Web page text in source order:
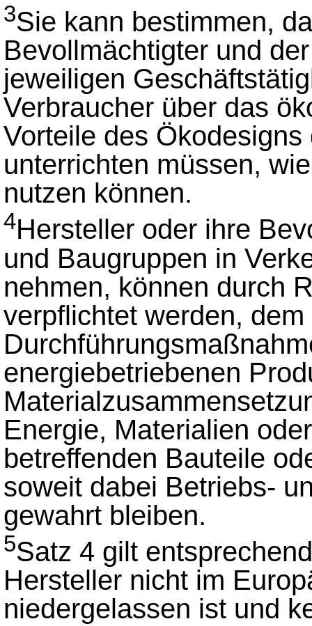
3Sie kann bestimmen,
Bevollmächtigter und
jeweiligen
Verbraucher über das
Vorteile des
unterrichten müssen,
nutzen können.
4Hersteller oder ihre
und Baugruppen in
nehmen, können durch
verpflichtet werden,
energiebetriebenen
Energie, Materialien
betreffenden Bauteile
soweit dabei Betriebs-
gewahrt bleiben.
5Satz 4 gilt
Hersteller nicht im
niedergelassen ist und